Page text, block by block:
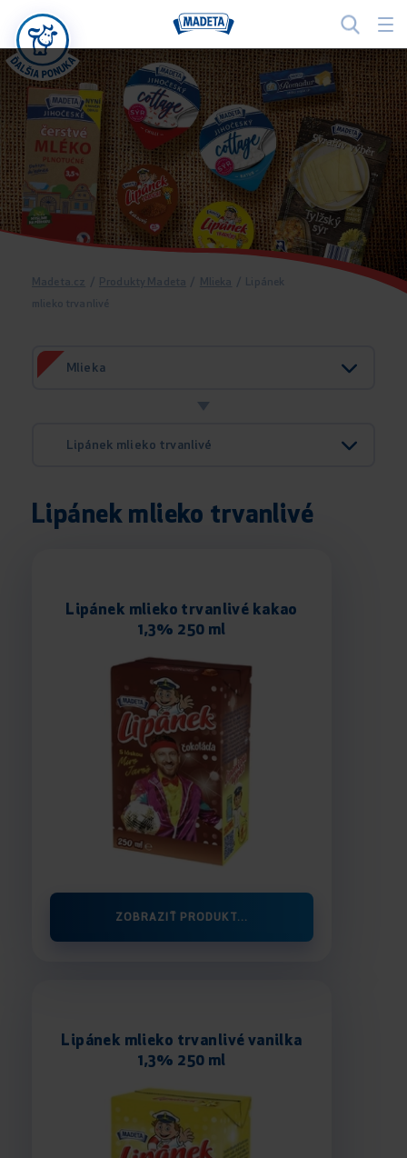
Madeta.cz / Produkty Madeta / Mlieka / Lipánek
mlieko trvanlivé
Mlieka
Lipánek mlieko trvanlivé
Lipánek mlieko trvanlivé
Lipánek mlieko trvanlivé kakao
1,3% 250 ml
ZOBRAZIŤ PRODUKT...
Lipánek mlieko trvanlivé vanilka
1,3% 250 ml